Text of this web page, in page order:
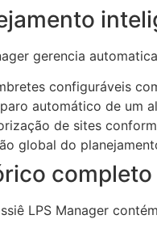
gerencia
configuráveis
automático de um
de sites
global do
LPS Manager